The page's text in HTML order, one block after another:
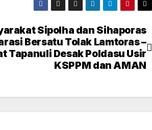
Sipolha dan Sihaporas
Bersatu Tolak Lamtoras –
Tapanuli Desak Poldasu Usir
KSPPM dan AMAN